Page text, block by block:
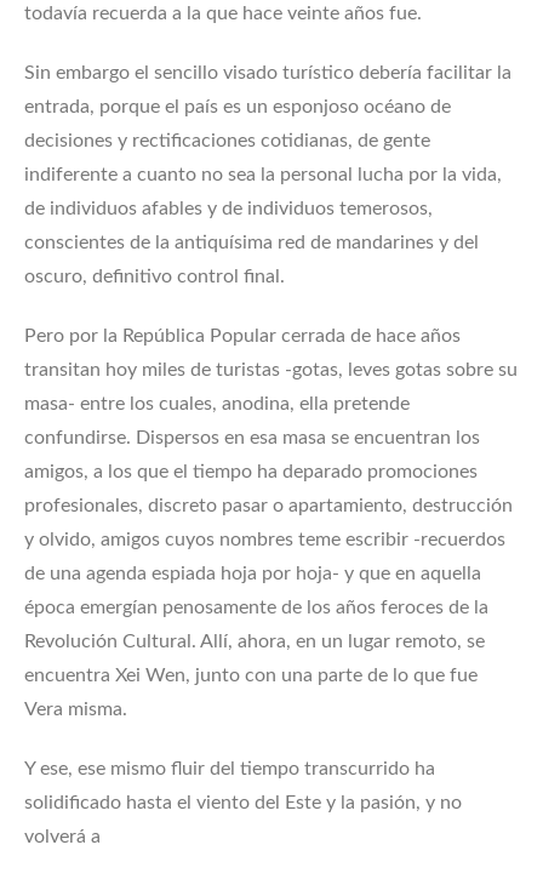
todavía recuerda a la que hace veinte años fue.
Sin embargo el sencillo visado turístico debería facilitar la
entrada, porque el país es un esponjoso océano de
decisiones y rectificaciones cotidianas, de gente
indiferente a cuanto no sea la personal lucha por la vida,
de individuos afables y de individuos temerosos,
conscientes de la antiquísima red de mandarines y del
oscuro, definitivo control final.
Pero por la República Popular cerrada de hace años
transitan hoy miles de turistas -gotas, leves gotas sobre su
masa- entre los cuales, anodina, ella pretende
confundirse. Dispersos en esa masa se encuentran los
amigos, a los que el tiempo ha deparado promociones
profesionales, discreto pasar o apartamiento, destrucción
y olvido, amigos cuyos nombres teme escribir -recuerdos
de una agenda espiada hoja por hoja- y que en aquella
época emergían penosa­mente de los años feroces de la
Revolución Cultural. Allí, ahora, en un lugar remoto, se
encuentra Xei Wen, junto con una parte de lo que fue
Vera misma.
Y ese, ese mismo fluir del tiempo transcurrido ha
solidificado hasta el viento del Este y la pasión, y no
volverá a